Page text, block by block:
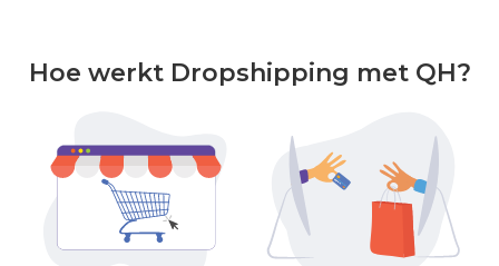
Hoe werkt Dropshipping met QH?